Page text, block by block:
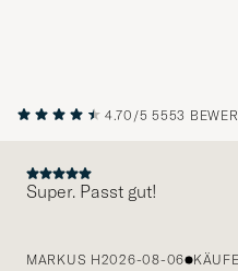
4.70/5 5553
Super. Passt gut!
MARKUS H2026-08-06